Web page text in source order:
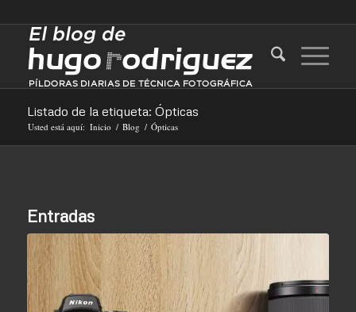
Listado de la etiqueta: Ópticas
Usted está aquí: Inicio / Blog / Ópticas
Entradas